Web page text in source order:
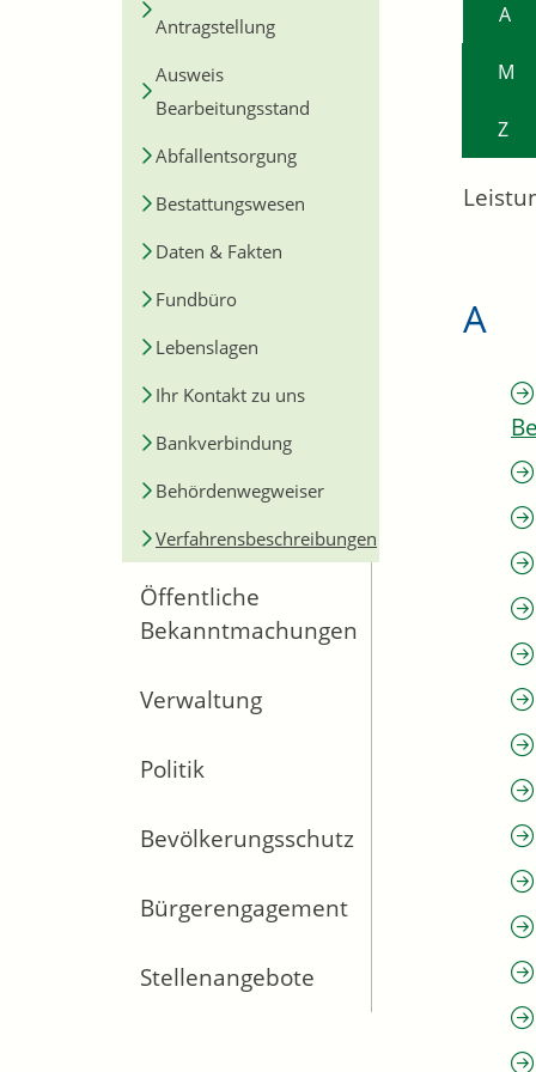
Antragstellung
Ausweis
Bearbeitungsstand
Abfallentsorgung
Bestattungswesen
Daten & Fakten
Fundbüro
Lebenslagen
Ihr Kontakt zu uns
Bankverbindung
Behördenwegweiser
Verfahrensbeschreibungen
Öffentliche
Bekanntmachungen
Verwaltung
Politik
Bevölkerungsschutz
Bürgerengagement
Stellenangebote
A
M
Z
A